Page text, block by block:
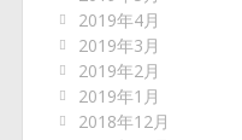
2019年4月
2019年3月
2019年2月
2019年1月
2018年12月